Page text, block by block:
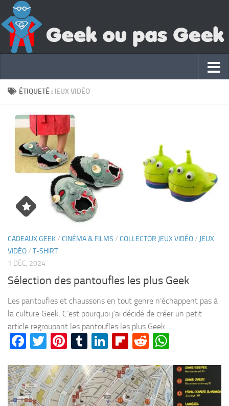
ÉTIQUETÉ : JEUX VIDÉO
CADEAUX GEEK/ CINÉMA & FILMS / COLLECTOR JEUX VIDÉO/ JEUX
VIDÉO/ T-SHIRT
1 DÉC, 2024
Sélection des pantoufles les plus Geek
Les pantoufles et chaussons en tout genre n’échappent pas à
la culture Geek. C’est pourquoi j’ai décidé de créer un petit
article regroupant les pantoufles les plus Geek...
Facebook
Twitter
Pinterest
Tumblr
LinkedIn
Flipboard
Reddit